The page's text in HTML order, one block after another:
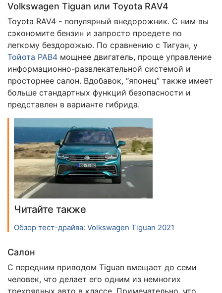
Volkswagen Tiguan или Toyota RAV4
Toyota RAV4 - популярный внедорожник. С ним вы
сэкономите бензин и запросто проедете по
легкому бездорожью. По сравнению с Тигуан, у
Тойота РАВ4 мощнее двигатель, проще управление
информационно-развлекательной системой и
просторнее салон. Вдобавок, “японец” также имеет
больше стандартных функций безопасности и
представлен в варианте гибрида.
Читайте также
Обзор тест-драйва: Volkswagen Tiguan 2021
Салон
С передним приводом Tiguan вмещает до семи
человек, что делает его одним из немногих
трехрядных авто в классе. Примечательно, что